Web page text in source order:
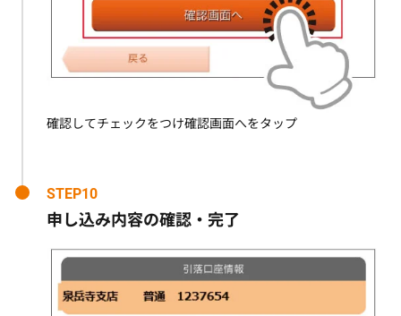
確認してチェックをつけ確認画面へをタップ
STEP10
申し込み内容の確認・完了